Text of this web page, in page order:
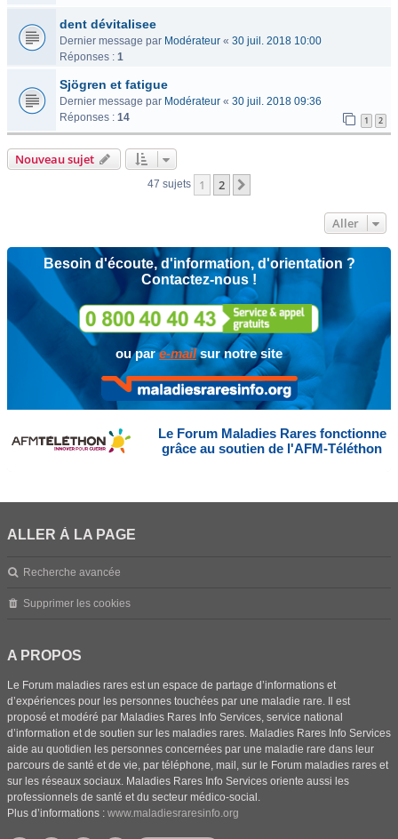
dent dévitalisee
Dernier message par Modérateur « 30 juil. 2018 10:00
Réponses : 1
Sjögren et fatigue
Dernier message par Modérateur « 30 juil. 2018 09:36
Réponses : 14 1 2
Nouveau sujet
47 sujets 1 2
Aller
Besoin d'écoute, d'information, d'orientation ?
Contactez-nous !
ou pare-mailsur notre site
Le Forum Maladies Rares fonctionne
grâce au soutien de l'AFM-Téléthon
ALLER À LA PAGE
Recherche avancée
Supprimer les cookies
A PROPOS
Le Forum maladies rares est un espace de partage d’informations et
d’expériences pour les personnes touchées par une maladie rare. Il est
proposé et modéré par Maladies Rares Info Services, service national
d’information et de soutien sur les maladies rares. Maladies Rares Info Services
aide au quotidien les personnes concernées par une maladie rare dans leur
parcours de santé et de vie, par téléphone, mail, sur le Forum maladies rares et
sur les réseaux sociaux. Maladies Rares Info Services oriente aussi les
professionnels de santé et du secteur médico-social.
Plus d’informations : www.maladiesraresinfo.org